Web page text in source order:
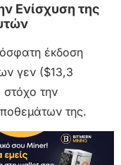
Ενίσχυση της
έκδοση
γεν ($13,3
στόχο την
της.